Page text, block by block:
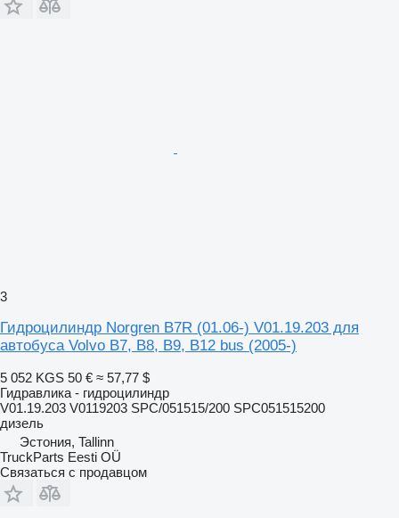
3
Гидроцилиндр Norgren B7R (01.06-) V01.19.203 для
автобуса Volvo B7, B8, B9, B12 bus (2005-)
5 052 KGS 50 € ≈ 57,77 $
Гидравлика - гидроцилиндр
V01.19.203 V0119203 SPC/051515/200 SPC051515200
дизель
Эстония, Tallinn
TruckParts Eesti OÜ
Связаться с продавцом